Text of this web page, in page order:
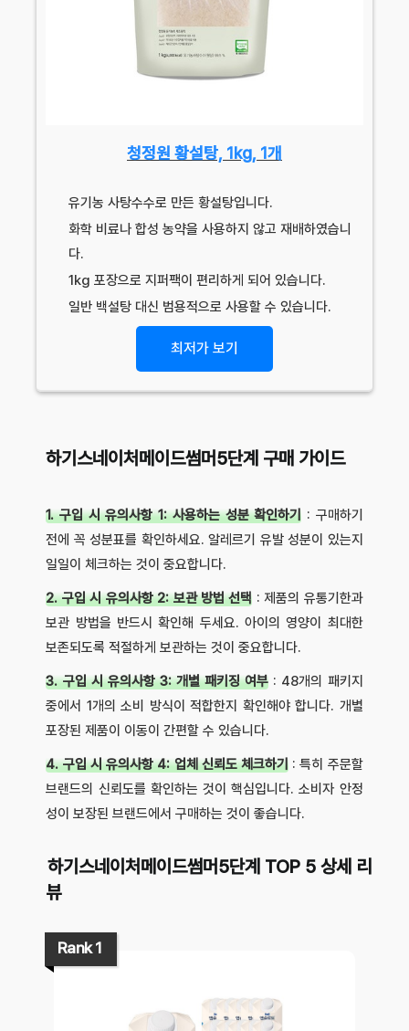
청정원 황설탕, 1kg, 1개
유기농 사탕수수로 만든 황설탕입니다.
화학 비료나 합성 농약을 사용하지 않고 재배하였습니
다.
1kg 포장으로 지퍼팩이 편리하게 되어 있습니다.
일반 백설탕 대신 범용적으로 사용할 수 있습니다.
최저가 보기
하기스네이처메이드썸머5단계 구매 가이드
1. 구입 시 유의사항 1: 사용하는 성분 확인하기 : 구매하기
전에 꼭 성분표를 확인하세요. 알레르기 유발 성분이 있는지
일일이 체크하는 것이 중요합니다.
2. 구입 시 유의사항 2: 보관 방법 선택 : 제품의 유통기한과
보관 방법을 반드시 확인해 두세요. 아이의 영양이 최대한
보존되도록 적절하게 보관하는 것이 중요합니다.
3. 구입 시 유의사항 3: 개별 패키징 여부 : 48개의 패키지
중에서 1개의 소비 방식이 적합한지 확인해야 합니다. 개별
포장된 제품이 이동이 간편할 수 있습니다.
4. 구입 시 유의사항 4: 업체 신뢰도 체크하기: 특히 주문할
브랜드의 신뢰도를 확인하는 것이 핵심입니다. 소비자 안정
성이 보장된 브랜드에서 구매하는 것이 좋습니다.
하기스네이처메이드썸머5단계 TOP 5 상세 리
뷰
Rank 1